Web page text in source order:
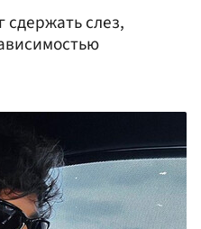
сдержать слез,